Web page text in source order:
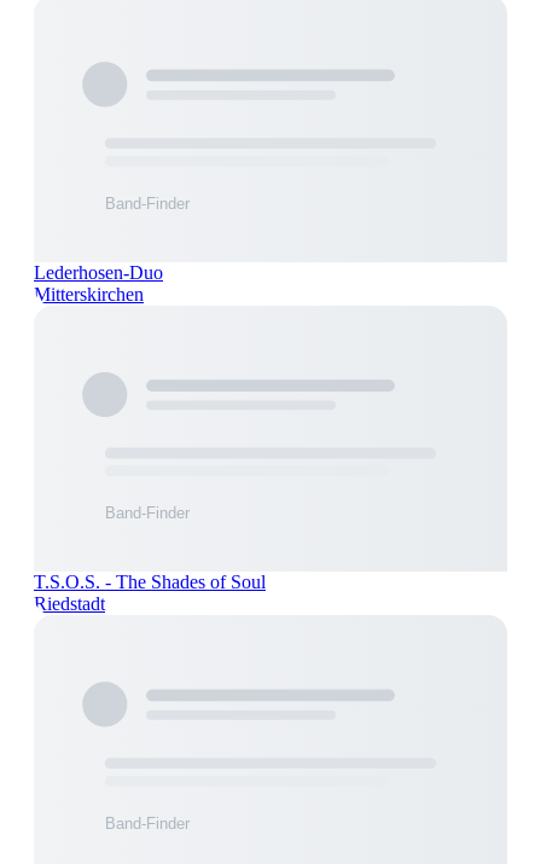
Lederhosen-Duo
Mitterskirchen
T.S.O.S. - The Shades of Soul
Riedstadt